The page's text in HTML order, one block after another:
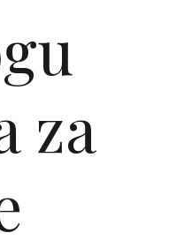
za